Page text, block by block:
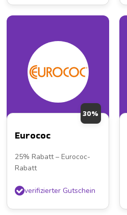
30%
Eurococ
25% Rabatt – Eurococ-
Rabatt
verifizierter Gutschein